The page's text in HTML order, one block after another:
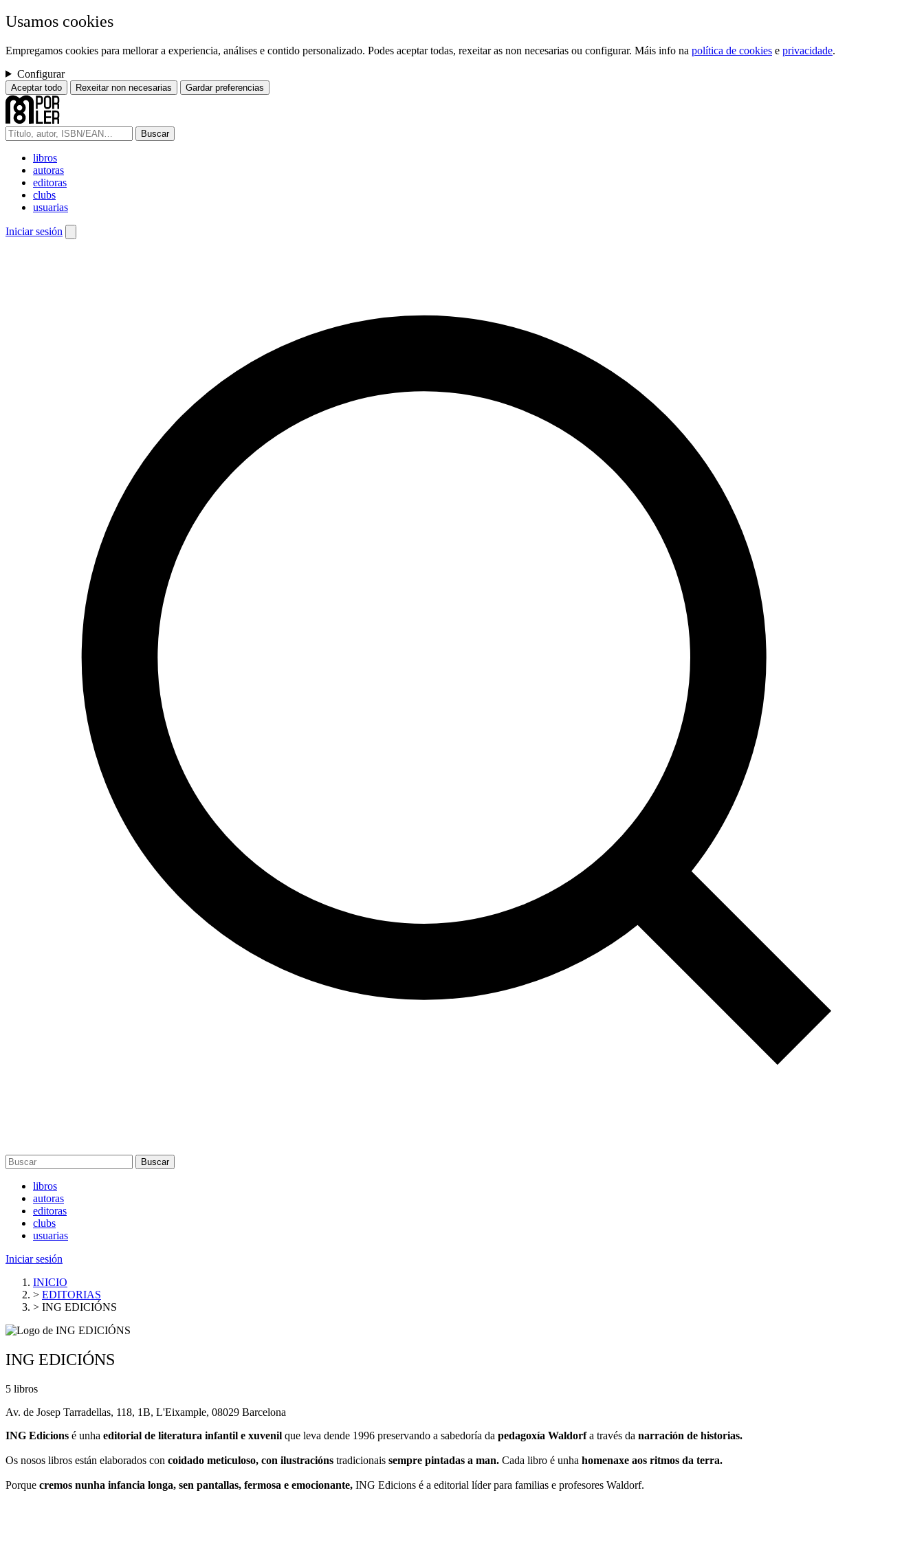
Usamos cookies
Empregamos cookies para mellorar a experiencia, análises e contido personalizado. Podes aceptar todas, rexeitar as non necesarias ou configurar. Máis info na política de cookies e privacidade.
Configurar
Aceptar todo Rexeitar non necesarias Gardar preferencias
Buscar
libros
autoras
editoras
clubs
usuarias
Iniciar sesión
Buscar
libros
autoras
editoras
clubs
usuarias
Iniciar sesión
INICIO
> EDITORIAS
> ING EDICIÓNS
ING EDICIÓNS
5 libros
Av. de Josep Tarradellas, 118, 1B, L'Eixample, 08029 Barcelona
ING Edicions é unha editorial de literatura infantil e xuvenil que leva dende 1996 preservando a sabedoría da pedagoxía Waldorfa través da narración de historias.
Os nosos libros están elaborados con coidado meticuloso, con ilustracións tradicionais sempre pintadas a man. Cada libro é unha homenaxe aos ritmos da terra.
Porque cremos nunha infancia longa, sen pantallas, fermosa e emocionante, ING Edicions é a editorial líder para familias e profesores Waldorf.